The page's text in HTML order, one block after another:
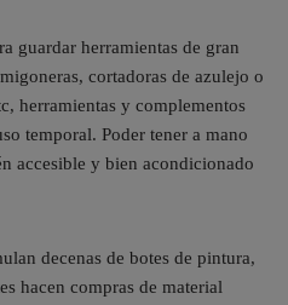
guardar herramientas de gran
cortadoras de azulejo o
herramientas y complementos
temporal. Poder tener a mano
accesible y bien acondicionado
decenas de botes de pintura,
hacen compras de material